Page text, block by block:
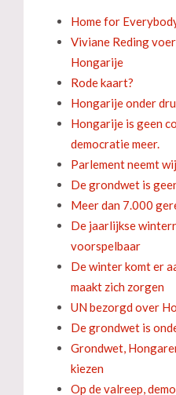
Home for
Viviane Reding
Hongarije
Rode kaart?
Hongarije onder
Hongarije is geen
democratie meer.
Parlement neemt
De grondwet is
Meer dan 7.000
De jaarlijkse
voorspelbaar
De winter komt er
maakt zich zorgen
UN bezorgd over
De grondwet is
Grondwet,
kiezen
Op de valreep,